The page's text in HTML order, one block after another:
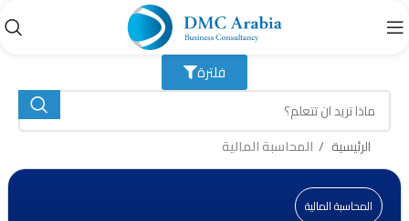
فلترة
الرئيسية المحاسبة المالية
المحاسبة المالية